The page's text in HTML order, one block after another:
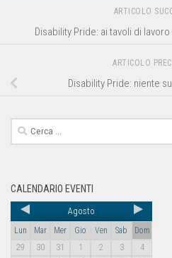
ARTICOLO
Disability Pride: ai tavoli di
ARTICOLO
Disability Pride: niente
CALENDARIO EVENTI
Agosto
Lun Mar Mer Gio Ven Sab
Dom
29
30 31 1 2 3
4